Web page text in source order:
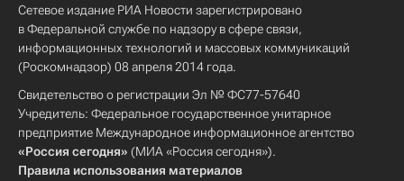
Сетевое издание РИА Новости зарегистрировано
в Федеральной службе по надзору в сфере связи,
информационных технологий и массовых коммуникаций
(Роскомнадзор) 08 апреля 2014 года.
Свидетельство о регистрации Эл № ФС77-57640
Учредитель: Федеральное государственное унитарное
предприятие Международное информационное агентство
«Россия сегодня» (МИА «Россия сегодня»).
Правила использования материалов